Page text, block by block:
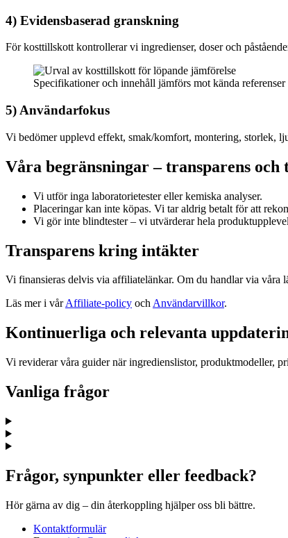
4) Evidensbaserad granskning
För kosttillskott kontrollerar vi ingredienser, doser och
Specifikationer och innehåll jämförs mot kända
5) Användarfokus
Vi bedömer upplevd effekt, smak/komfort, montering, storlek,
Våra begränsningar – transparens och
Vi utför inga laboratorietester eller kemiska analyser.
Placeringar kan inte köpas. Vi tar aldrig betalt för att
Vi gör inte blindtester – vi utvärderar hela
Transparens kring intäkter
Vi finansieras delvis via affiliatelänkar. Om du handlar via våra
Läs mer i vårAffiliate-policy ochAnvändarvillkor.
Kontinuerliga och relevanta
Vi reviderar våra guider när ingredienslistor, produktmodeller,
Vanliga frågor
Frågor, synpunkter eller feedback?
Hör gärna av dig – din återkoppling hjälper oss bli bättre.
Kontaktformulär